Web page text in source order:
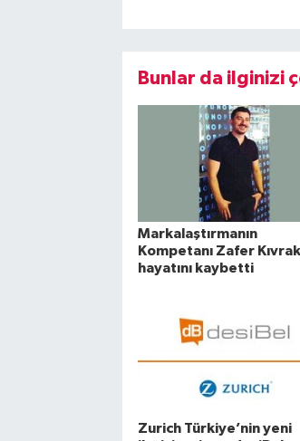
Bunlar da ilginizi
Markalaştırmanın
Kompetanı Zafer Kıvrak
hayatını kaybetti
Zurich Türkiye’nin yeni